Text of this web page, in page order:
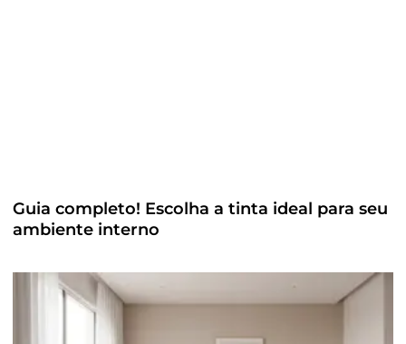
Guia completo! Escolha a tinta ideal para seu
ambiente interno